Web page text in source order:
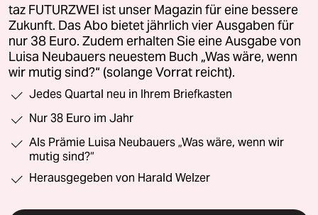
taz FUTURZWEI ist unser Magazin für eine bessere
Zukunft. Das Abo bietet jährlich vier Ausgaben für
nur 38 Euro. Zudem erhalten Sie eine Ausgabe von
Luisa Neubauers neuestem Buch „Was wäre, wenn
wir mutig sind?“ (solange Vorrat reicht).
Jedes Quartal neu in Ihrem Briefkasten
Nur 38 Euro im Jahr
Als Prämie Luisa Neubauers „Was wäre, wenn wir
mutig sind?“
Herausgegeben von Harald Welzer